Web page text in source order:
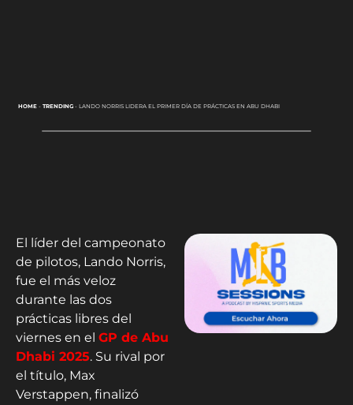
HOME- TRENDING- LANDO NORRIS LIDERA EL PRIMER DÍA DE PRÁCTICAS EN ABU DHABI
El líder del campeonato
de pilotos, Lando Norris,
fue el más veloz
durante las dos
prácticas libres del
viernes en el GP de Abu
Dhabi 2025. Su rival por
el título, Max
Verstappen, finalizó